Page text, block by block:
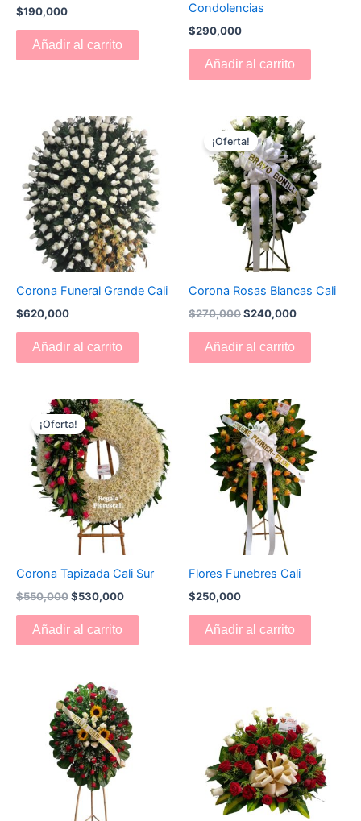
$190,000
Añadir al carrito
Condolencias
$290,000
Añadir al carrito
Corona Funeral Grande Cali
$620,000
Añadir al carrito
¡Oferta!
Corona Rosas Blancas Cali
$270,000
El
precio
original
era:
$270,000.
$240,000
El
precio
actual
es:
$240,000.
Añadir al carrito
¡Oferta!
Corona Tapizada Cali Sur
$550,000
El
precio
original
era:
$550,000.
$530,000
El
precio
actual
es:
$530,000.
Añadir al carrito
Flores Funebres Cali
$250,000
Añadir al carrito